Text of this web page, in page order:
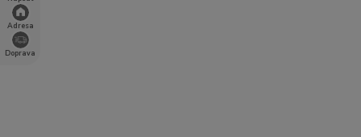
Adresa
Doprava